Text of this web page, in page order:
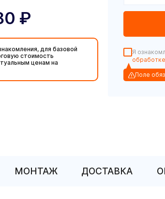
₽
для базовой
стоимость
ценам на
Я
Поле
МОНТАЖ ДОСТАВКА